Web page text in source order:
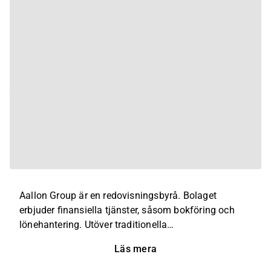
Aallon Group är en redovisningsbyrå. Bolaget
erbjuder finansiella tjänster, såsom bokföring och
lönehantering. Utöver traditionella
rådgivningstjänster relaterade till affärsverksamhet
Läs mera